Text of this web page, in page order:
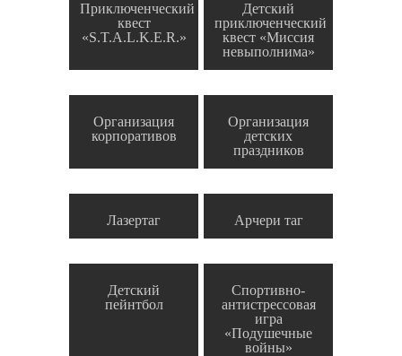
Приключенческий
квест
«S.T.A.L.K.E.R.»
Детский
приключенческий
квест «Миссия
невыполнима»
Организация
корпоративов
Организация
детских
праздников
Лазертаг Арчери таг
Детский
пейнтбол
Спортивно-
антистрессовая
игра
«Подушечные
войны»